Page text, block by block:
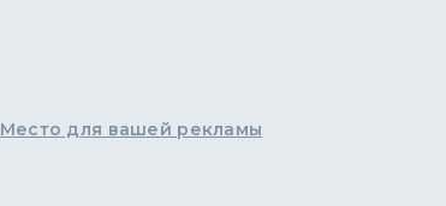
Место для вашей рекламы